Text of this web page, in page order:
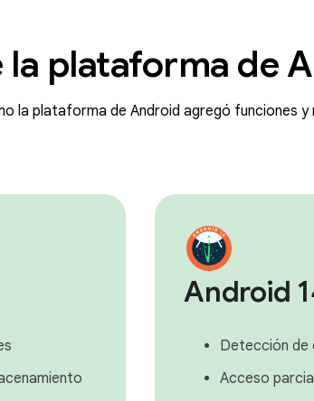
la plataforma de
la plataforma de Android agregó funciones
Android
Detección de
Acceso